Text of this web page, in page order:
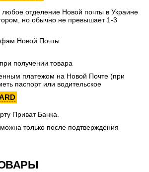
любое отделение Новой почты в Украине
но обычно не превышает 1-3
Новой Почты.
получении товара
платежом на Новой Почте (при
паспорт или водительское
Приват Банка.
только после подтверждения